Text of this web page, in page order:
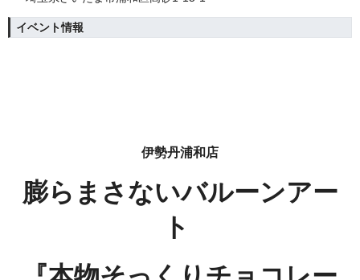
イベント情報
伊勢丹浦和店
膨らまさないバルーンアー
ト